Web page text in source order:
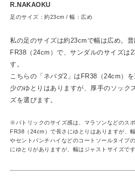
R.NAKAOKU
足のサイズ：約23cm / 幅：広め
私の足のサイズは約23cmで幅は広め。
FR38（24cm）で、サンダルのサイズは
す。
こちらの「ネバダ2」はFR38（24cm）
少のゆとりはありますが、厚手のソック
ズを選びます。
※パトリックのサイズ感は、マラソンなどのス
FR38（24cm）で長さにゆとりはありますが、
やセントパンチハイなどのコートソールタイプ
にゆとりがありますが、幅はジャストサイズです